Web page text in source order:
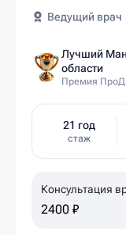
Ведущий врач
Лучший
области
Премия
21 год
стаж
Консультация
2400 ₽